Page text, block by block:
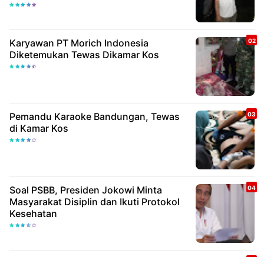
Karyawan PT Morich Indonesia
Diketemukan Tewas Dikamar Kos
Pemandu Karaoke Bandungan, Tewas
di Kamar Kos
Soal PSBB, Presiden Jokowi Minta
Masyarakat Disiplin dan Ikuti Protokol
Kesehatan